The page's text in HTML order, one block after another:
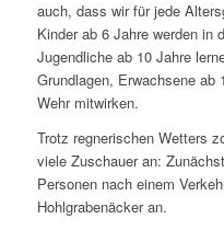
auch, dass wir für jede
Kinder ab 6 Jahre werden in
Jugendliche ab 10 Jahre
Grundlagen, Erwachsene ab
Wehr mitwirken.
Trotz regnerischen Wetters
viele Zuschauer an:
Personen nach einem
Hohlgrabenäcker an.